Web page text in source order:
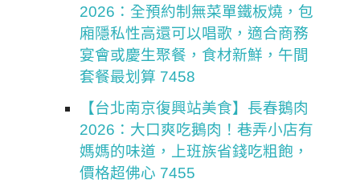
2026：全預約制無菜單鐵板燒，包
廂隱私性高還可以唱歌，適合商務
宴會或慶生聚餐，食材新鮮，午間
套餐最划算 7458
【台北南京復興站美食】長春鵝肉
2026：大口爽吃鵝肉！巷弄小店有
媽媽的味道，上班族省錢吃粗飽，
價格超佛心 7455